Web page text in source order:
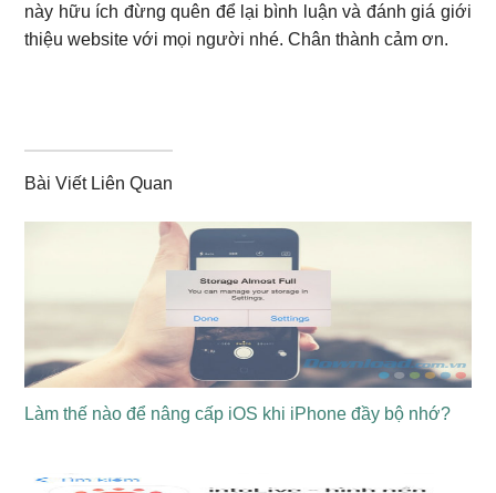
này hữu ích đừng quên để lại bình luận và đánh giá giới
thiệu website với mọi người nhé. Chân thành cảm ơn.
Bài Viết Liên Quan
Làm thế nào để nâng cấp iOS khi iPhone đầy bộ nhớ?